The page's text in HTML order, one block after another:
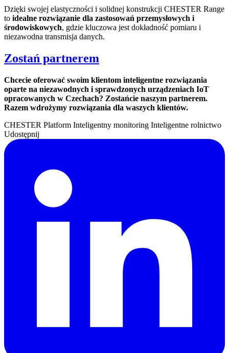
Dzięki swojej elastyczności i solidnej konstrukcji CHESTER Range
to idealne rozwiązanie dla zastosowań przemysłowych i
środowiskowych, gdzie kluczowa jest dokładność pomiaru i
niezawodna transmisja danych.
Zostań partnerem
Chcecie oferować swoim klientom inteligentne rozwiązania
oparte na niezawodnych i sprawdzonych urządzeniach IoT
opracowanych w Czechach? Zostańcie naszym partnerem.
Razem wdrożymy rozwiązania dla waszych klientów.
CHESTER Platform Inteligentny monitoring Inteligentne rolnictwo
Udostępnij